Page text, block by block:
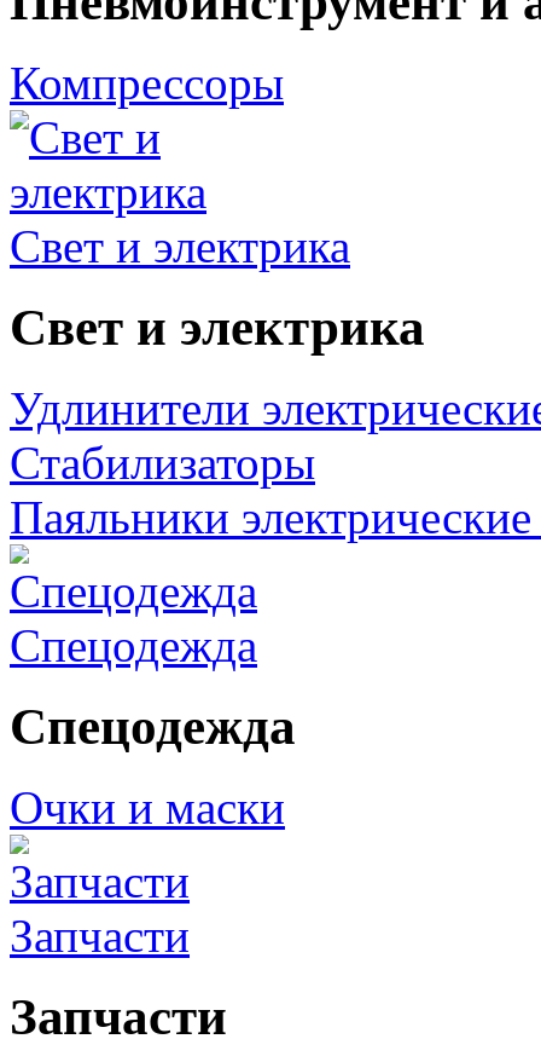
Компрессоры
Свет и электрика
Свет и электрика
Удлинители
Стабилизаторы
Паяльники
Спецодежда
Спецодежда
Очки и маски
Запчасти
Запчасти